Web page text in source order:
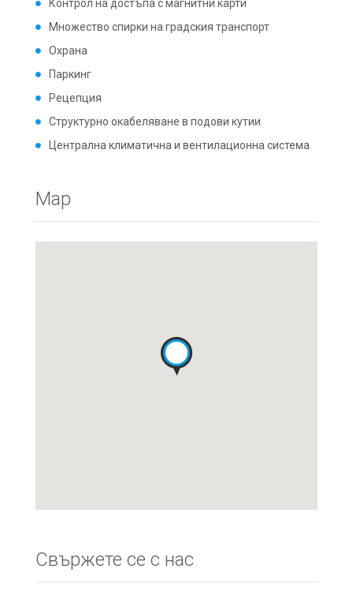
Контрол на достъпа с магнитни карти
Множество спирки на градския транспорт
Охрана
Паркинг
Рецепция
Структурно окабеляване в подови кутии
Централна климатична и вентилационна система
Map
Свържете се с нас